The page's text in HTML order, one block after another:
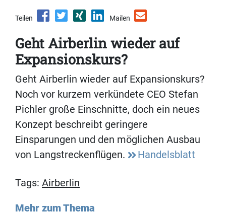
Teilen Mailen
Geht Airberlin wieder auf
Expansionskurs?
Geht Airberlin wieder auf Expansionskurs?
Noch vor kurzem verkündete CEO Stefan
Pichler große Einschnitte, doch ein neues
Konzept beschreibt geringere
Einsparungen und den möglichen Ausbau
von Langstreckenflügen.
Handelsblatt
Tags: Airberlin
Mehr zum Thema